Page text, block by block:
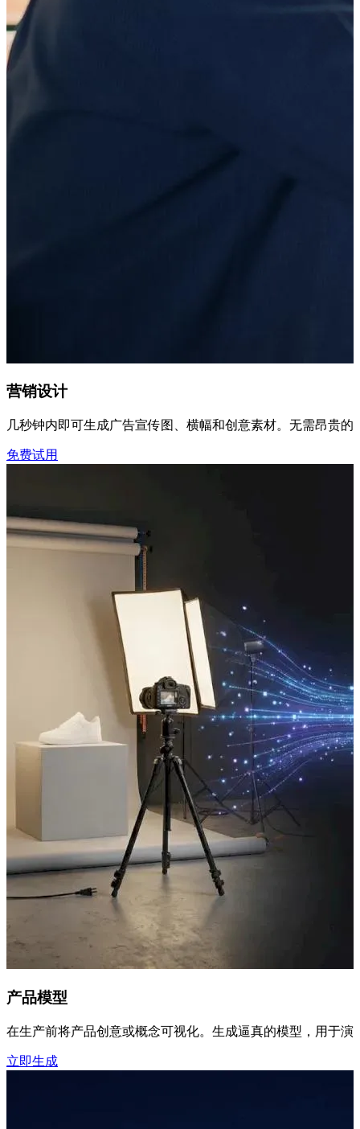
营销设计
几秒钟内即可生成广告宣传图、横幅和创意素材。无需昂贵
免费试用
产品模型
在生产前将产品创意或概念可视化。生成逼真的模型，用于演
立即生成